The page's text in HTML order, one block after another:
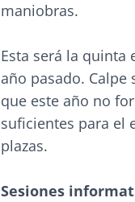
maniobras.
Esta será la
año pasado. Calpe
que este año no
suficientes para el
plazas.
Sesiones